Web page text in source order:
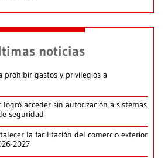
noticias
prohibir gastos y privilegios a
logró acceder sin autorización a sistemas
seguridad
la facilitación del comercio exterior
2027